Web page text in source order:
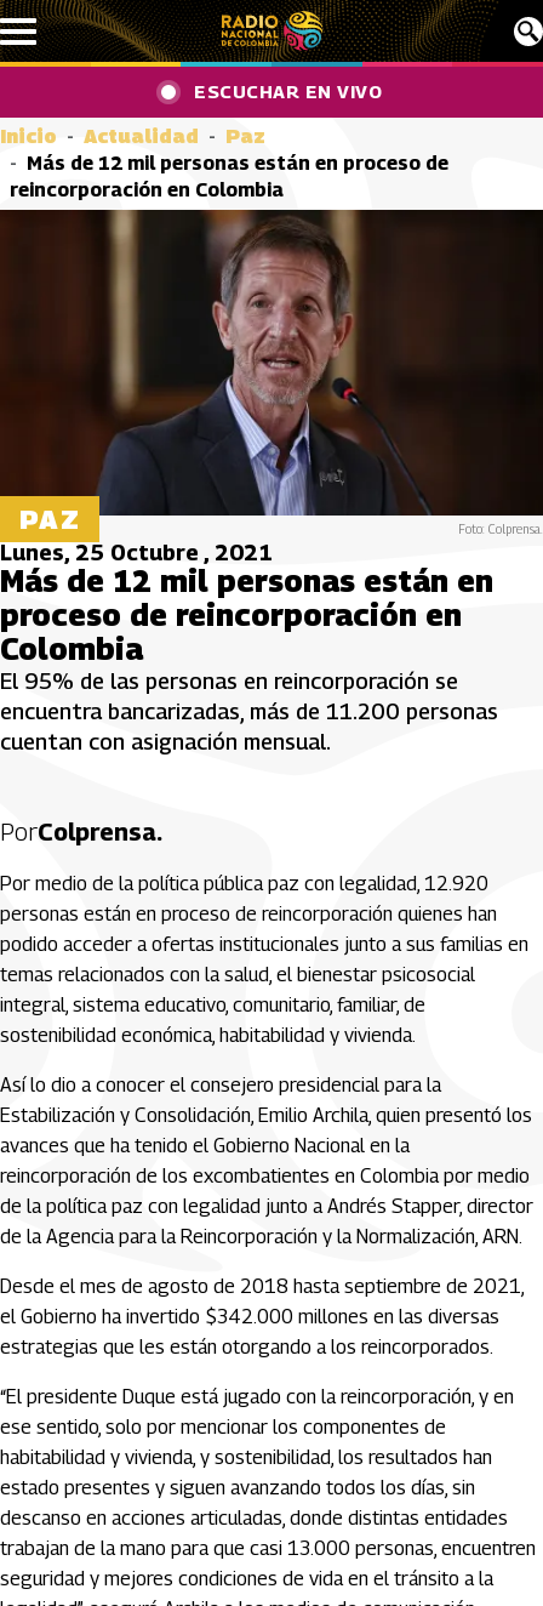
Pasar al contenido principal
ESCUCHAR EN VIVO
Inicio Actualidad
Paz
Más de 12 mil personas están en proceso de
reincorporación en Colombia
PAZ Foto: Colprensa.
Lunes, 25 Octubre , 2021
Más de 12 mil personas están en
proceso de reincorporación en
Colombia
El 95% de las personas en reincorporación se
encuentra bancarizadas, más de 11.200 personas
cuentan con asignación mensual.
PorColprensa.
Por medio de la política pública paz con legalidad, 12.920
personas están en proceso de reincorporación quienes han
podido acceder a ofertas institucionales junto a sus familias en
temas relacionados con la salud, el bienestar psicosocial
integral, sistema educativo, comunitario, familiar, de
sostenibilidad económica, habitabilidad y vivienda.
Así lo dio a conocer el consejero presidencial para la
Estabilización y Consolidación, Emilio Archila, quien presentó los
avances que ha tenido el Gobierno Nacional en la
reincorporación de los excombatientes en Colombia por medio
de la política paz con legalidad junto a Andrés Stapper, director
de la Agencia para la Reincorporación y la Normalización, ARN.
Desde el mes de agosto de 2018 hasta septiembre de 2021,
el Gobierno ha invertido $342.000 millones en las diversas
estrategias que les están otorgando a los reincorporados.
“El presidente Duque está jugado con la reincorporación, y en
ese sentido, solo por mencionar los componentes de
habitabilidad y vivienda, y sostenibilidad, los resultados han
estado presentes y siguen avanzando todos los días, sin
descanso en acciones articuladas, donde distintas entidades
trabajan de la mano para que casi 13.000 personas, encuentren
seguridad y mejores condiciones de vida en el tránsito a la